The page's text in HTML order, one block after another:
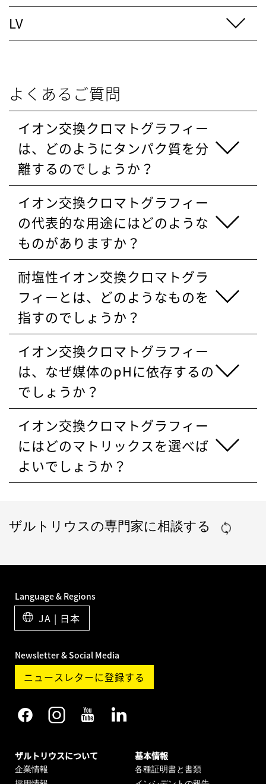
LV
よくあるご質問
イオン交換クロマトグラフィー
は、どのようにタンパク質を分
離するのでしょうか？
イオン交換クロマトグラフィー
の代表的な用途にはどのような
ものがありますか？
耐塩性イオン交換クロマトグラ
フィーとは、どのようなものを
指すのでしょうか？
イオン交換クロマトグラフィー
は、なぜ媒体のpHに依存するの
でしょうか？
イオン交換クロマトグラフィー
にはどのマトリックスを選べば
よいでしょうか？
ザルトリウスの専門家に相談する
ザルトリウスについて
企業情報
基本情報
各種証明書と書類
Language & Regions
JA | 日本
Newsletter & Social Media
ニュースレターに登録する